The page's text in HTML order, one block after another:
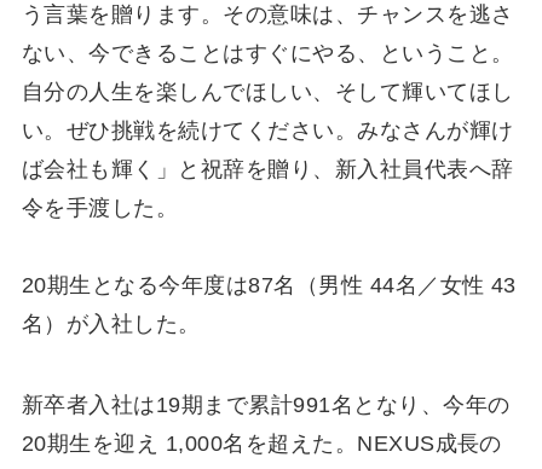
う言葉を贈ります。その意味は、チャンスを逃さ
ない、今できることはすぐにやる、ということ。
自分の人生を楽しんでほしい、そして輝いてほし
い。ぜひ挑戦を続けてください。みなさんが輝け
ば会社も輝く」と祝辞を贈り、新入社員代表へ辞
令を手渡した。
20期生となる今年度は87名（男性 44名／女性 43
名）が入社した。
新卒者入社は19期まで累計991名となり、今年の
20期生を迎え 1,000名を超えた。NEXUS成長の